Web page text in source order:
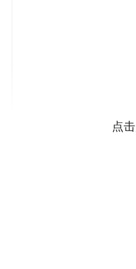
1976年出生的卡尔
点